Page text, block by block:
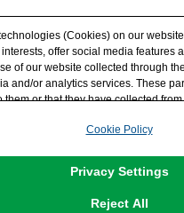
(Cookies) on our
offer social media features
of our website collected through
and/or analytics services. These
or that they have collected
Necessary Cookies, please
settings at any time via
Cookie Policy
Privacy Settings
Reject All